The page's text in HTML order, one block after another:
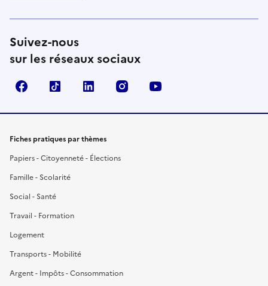
Suivez-nous
sur les réseaux sociaux
FacebookTikTok LinkedIn Instagram
Fiches pratiques par thèmes
Papiers - Citoyenneté - Élections
Famille - Scolarité
Social - Santé
Travail - Formation
Logement
Transports - Mobilité
Argent - Impôts - Consommation